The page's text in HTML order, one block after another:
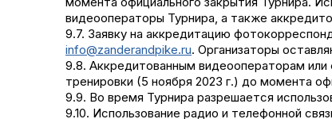
видеооператоры Турнира, а также
9.7. Заявку на аккредитацию
info@zanderandpike.ru. Организаторы
9.8. Аккредитованным видеооператорам
тренировки (5 ноября 2023 г.) до момента
9.9. Во время Турнира разрешается
9.10. Использование радио и телефонной